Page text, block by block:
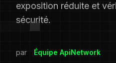
exposition réduite et
sécurité.
par Équipe ApiNetwork